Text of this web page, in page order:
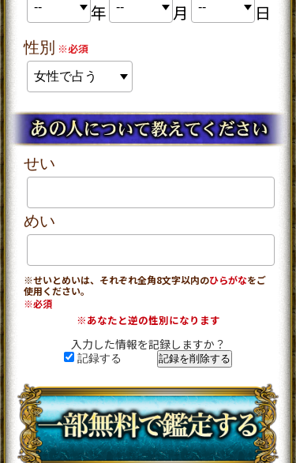
年 月 日
性別 ※必須
せい
めい
※せいとめいは、それぞれ全角8文字以内のひらがなをご
使用ください。
※必須
※あなたと逆の性別になります
入力した情報を記録しますか？
記録する